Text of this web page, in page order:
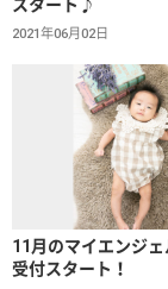
スタート♪
2021年06月02日
11月のマイエンジ
受付スタート！